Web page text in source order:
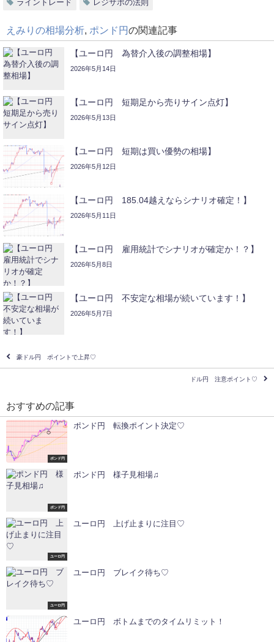
ライントレード レジサポの法則
えみりの相場分析 ポンド円の関連記事
【ユーロ円 為替介入後の調整相場】
2026年5月14日
【ユーロ円 短期足から売りサイン点灯】
2026年5月13日
【ユーロ円 短期は買い優勢の相場】
2026年5月12日
【ユーロ円 185.04越えならシナリオ確定！】
2026年5月11日
【ユーロ円 雇用統計でシナリオが確定か！？】
2026年5月8日
【ユーロ円 不安定な相場が続いています！】
2026年5月7日
豪ドル円 ポイントで上昇♡
ドル円 注意ポイント♡
おすすめの記事
ポンド円
ポンド円 転換ポイント決定♡
ポンド円
ポンド円 様子見相場♫
ユーロ円
ユーロ円 上げ止まりに注目♡
ユーロ円
ユーロ円 ブレイク待ち♡
ユーロ円 ボトムまでのタイムリミット！